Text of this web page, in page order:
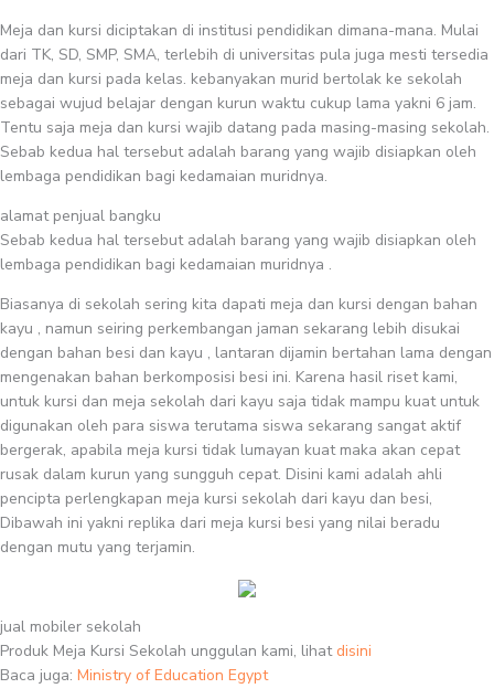
Meja dan kursi diciptakan di institusi pendidikan dimana-mana. Mulai
dari TK, SD, SMP, SMA, terlebih di universitas pula juga mesti tersedia
meja dan kursi pada kelas. kebanyakan murid bertolak ke sekolah
sebagai wujud belajar dengan kurun waktu cukup lama yakni 6 jam.
Tentu saja meja dan kursi wajib datang pada masing-masing sekolah.
Sebab kedua hal tersebut adalah barang yang wajib disiapkan oleh
lembaga pendidikan bagi kedamaian muridnya.
alamat penjual bangku
Sebab kedua hal tersebut adalah barang yang wajib disiapkan oleh
lembaga pendidikan bagi kedamaian muridnya .
Biasanya di sekolah sering kita dapati meja dan kursi dengan bahan
kayu , namun seiring perkembangan jaman sekarang lebih disukai
dengan bahan besi dan kayu , lantaran dijamin bertahan lama dengan
mengenakan bahan berkomposisi besi ini. Karena hasil riset kami,
untuk kursi dan meja sekolah dari kayu saja tidak mampu kuat untuk
digunakan oleh para siswa terutama siswa sekarang sangat aktif
bergerak, apabila meja kursi tidak lumayan kuat maka akan cepat
rusak dalam kurun yang sungguh cepat. Disini kami adalah ahli
pencipta perlengkapan meja kursi sekolah dari kayu dan besi,
Dibawah ini yakni replika dari meja kursi besi yang nilai beradu
dengan mutu yang terjamin.
jual mobiler sekolah
Produk Meja Kursi Sekolah unggulan kami, lihatdisini
Baca juga: Ministry of Education Egypt